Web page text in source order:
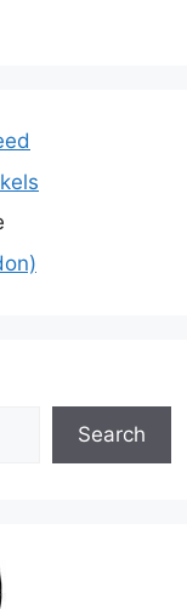
Search